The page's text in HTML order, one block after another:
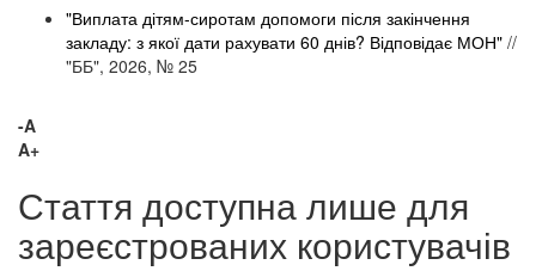
"Виплата дітям-сиротам допомоги після закінчення
закладу: з якої дати рахувати 60 днів? Відповідає МОН" //
"ББ", 2026, № 25
-A
A+
Стаття доступна лише для
зареєстрованих користувачів